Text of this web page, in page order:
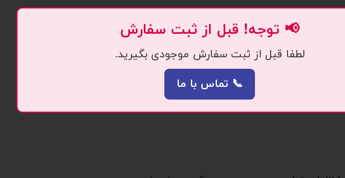
📢 توجه! قبل از ثبت سفارش
لطفا قبل از ثبت سفارش موجودی بگیرید.
📞 تماس با ما